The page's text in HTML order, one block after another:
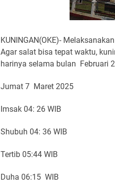
KUNINGAN(OKE)-
Agar salat bisa tepat waktu,
harinya selama bulan Februari
Jumat 7 Maret 2025
Imsak 04: 26 WIB
Shubuh 04: 36 WIB
Tertib 05:44 WIB
Duha 06:15 WIB